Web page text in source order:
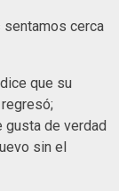
sentamos cerca
que su
gusta de verdad
sin el